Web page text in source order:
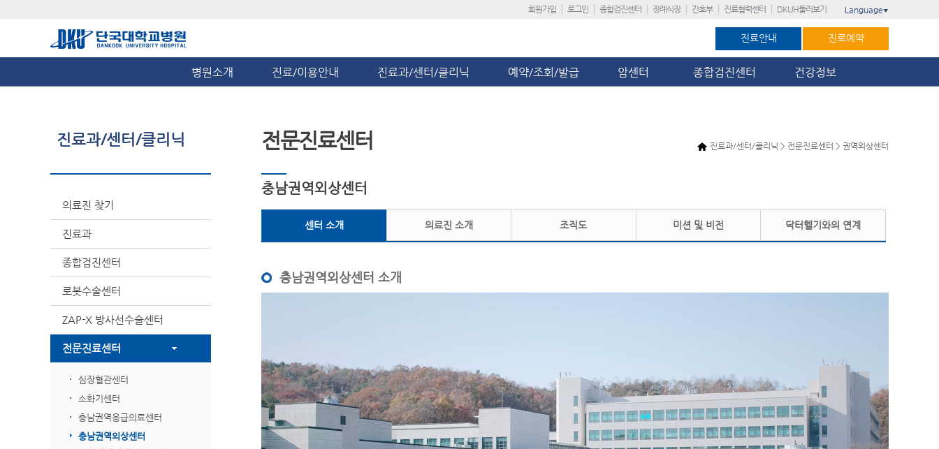
회원가입 로그인 종합검진센터 장례식장 간호부 진료협력센터 DKUH둘러보기 Language ▼
진료안내 진료예약
병원소개 진료/이용안내 진료과/센터/클리닉 예약/조회/발급 암센터 종합검진센터 건강정보
진료과/센터/클리닉
의료진 찾기
진료과
종합검진센터
로봇수술센터
ZAP-X 방사선수술센터
전문진료센터
심장혈관센터
소화기센터
충남권역응급의료센터
충남권역외상센터
진료과/센터/클리닉 > 전문진료센터 > 권역외상센터
전문진료센터
충남권역외상센터
센터 소개 의료진 소개 조직도 미션 및 비전 닥터헬기와의 연계
충남권역외상센터 소개